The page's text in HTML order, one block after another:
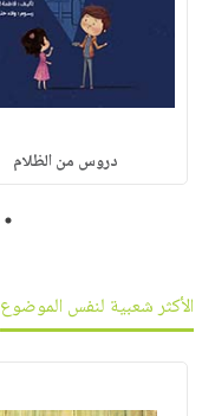
دروس من الظلام
1
الأكثر شعبية لنفس الموضوع